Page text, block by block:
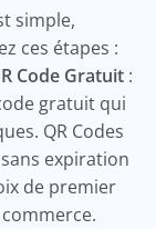
simple,
ces étapes :
Code Gratuit :
gratuit qui
QR Codes
expiration
de premier